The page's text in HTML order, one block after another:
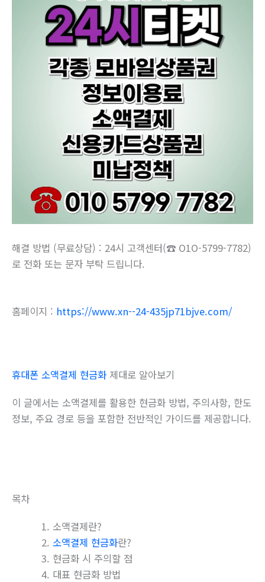
해결 방법 (무료상담) : 24시 고객센터(☎ O1O-5799-7782)
로 전화 또는 문자 부탁 드립니다.
홈페이지 : https://www.xn--24-435jp71bjve.com/
휴대폰 소액결제 현금화 제대로 알아보기
이 글에서는 소액결제를 활용한 현금화 방법, 주의사항, 한도
정보, 주요 경로 등을 포함한 전반적인 가이드를 제공합니다.
목차
소액결제란?
소액결제 현금화란?
현금화 시 주의할 점
대표 현금화 방법